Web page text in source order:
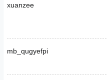
xuanzee
mb_qugyefpi